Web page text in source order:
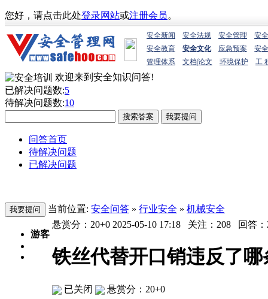
您好，请点击此处登录网站或注册会员。
安全新闻 安全法规 安全管理
安
安全教育
安全文化 应急预案
安
管理体系
文档论文 环境保护 工
欢迎来到安全知识问答!
已解决问题数:5
待解决问题数:10
问答首页
待解决问题
已解决问题
当前位置: 安全问答 » 行业安全 » 机械安全
游客
悬赏分：20+0 2025-05-10 17:18 关注： 208 回答：
铁丝代替开口销违反了哪
已关闭 悬赏分：20+0